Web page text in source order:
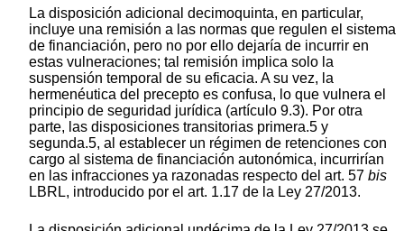
La disposición adicional decimoquinta, en particular,
incluye una remisión a las normas que regulen el sistema
de financiación, pero no por ello dejaría de incurrir en
estas vulneraciones; tal remisión implica solo la
suspensión temporal de su eficacia. A su vez, la
hermenéutica del precepto es confusa, lo que vulnera el
principio de seguridad jurídica (artículo 9.3). Por otra
parte, las disposiciones transitorias primera.5 y
segunda.5, al establecer un régimen de retenciones con
cargo al sistema de financiación autonómica, incurrirían
en las infracciones ya razonadas respecto del art. 57 bis
LBRL, introducido por el art. 1.17 de la Ley 27/2013.